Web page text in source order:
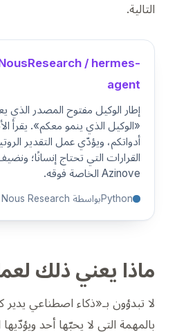
التالية.
/ hermes-
agent
«الوكيل الذي ينمو معكم». يقرأ
أدواتكم، ويؤدّي عمل التقدير
القرارات التي تحتاج إنسانًا؛
Azinove الخاصة فوقه.
Pythonبواسطة Nous Research
ماذا يعني ذلك
لا تبدؤون بـ«ذكاء اصطناعي
بالمهمة التي لا يحبّها أحد